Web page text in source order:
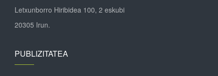
Letxunborro Hiribidea 100, 2 eskubi
20305 Irun.
PUBLIZITATEA